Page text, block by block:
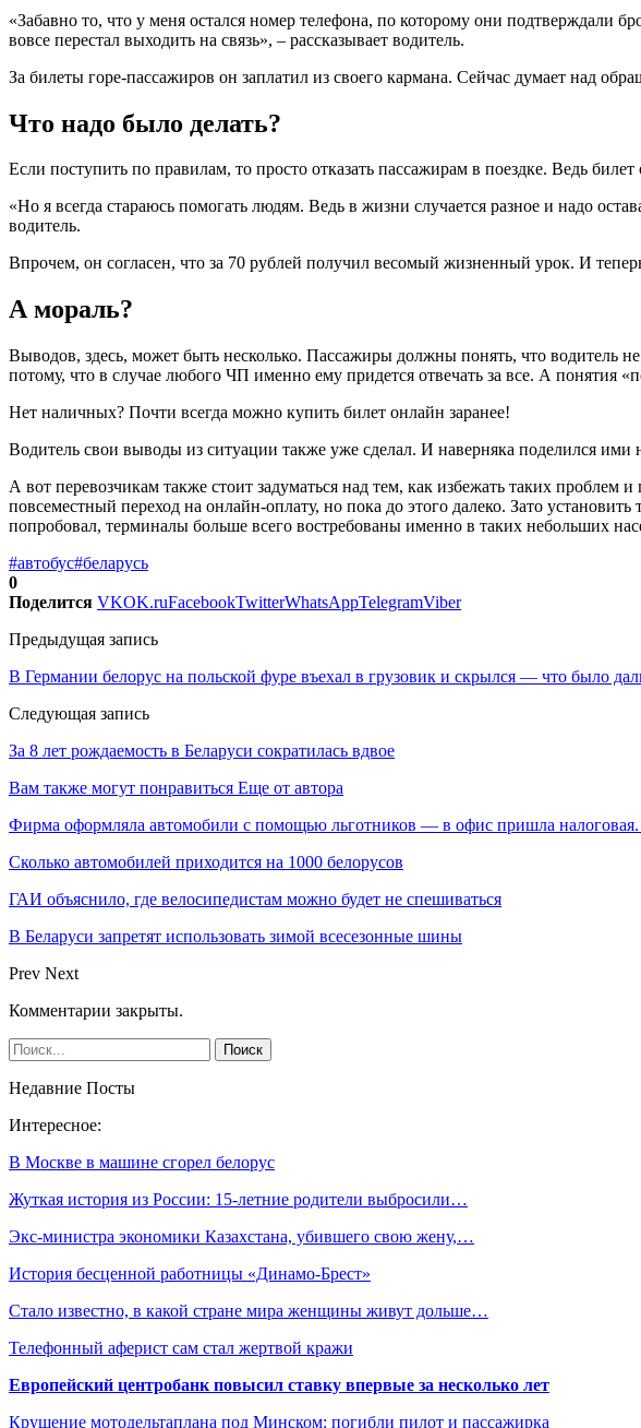
«Забавно то, что у меня остался номер телефона, по которому они подтверждали
вовсе перестал выходить на связь», – рассказывает водитель.
За билеты горе-пассажиров он заплатил из своего кармана. Сейчас думает над
Что надо было делать?
Если поступить по правилам, то просто отказать пассажирам в поездке. Ведь
«Но я всегда стараюсь помогать людям. Ведь в жизни случается разное и надо
водитель.
Впрочем, он согласен, что за 70 рублей получил весомый жизненный урок. И
А мораль?
Выводов, здесь, может быть несколько. Пассажиры должны понять, что водитель
потому, что в случае любого ЧП именно ему придется отвечать за все. А понятия
Нет наличных? Почти всегда можно купить билет онлайн заранее!
Водитель свои выводы из ситуации также уже сделал. И наверняка поделился ими
А вот перевозчикам также стоит задуматься над тем, как избежать таких
повсеместный переход на онлайн-оплату, но пока до этого далеко. Зато
попробовал, терминалы больше всего востребованы именно в таких небольших
#автобус#беларусь
0
Поделится VKOK.ruFacebookTwitterWhatsAppTelegramViber
Предыдущая запись
В Германии белорус на польской фуре въехал в грузовик и скрылся — что было
Следующая запись
За 8 лет рождаемость в Беларуси сократилась вдвое
Вам также могут понравиться Еще от автора
Фирма оформляла автомобили с помощью льготников — в офис пришла
Сколько автомобилей приходится на 1000 белорусов
ГАИ объяснило, где велосипедистам можно будет не спешиваться
В Беларуси запретят использовать зимой всесезонные шины
Prev Next
Комментарии закрыты.
Недавние Посты
Интересное:
В Москве в машине сгорел белорус
Жуткая история из России: 15-летние родители выбросили…
Экс-министра экономики Казахстана, убившего свою жену,…
История бесценной работницы «Динамо-Брест»
Стало известно, в какой стране мира женщины живут дольше…
Телефонный аферист сам стал жертвой кражи
Европейский центробанк повысил ставку впервые за несколько лет
Крушение мотодельтаплана под Минском: погибли пилот и пассажирка